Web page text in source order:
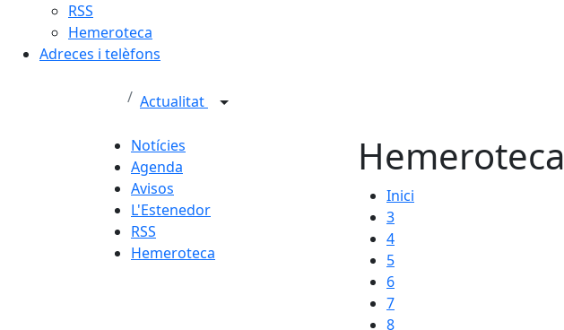
RSS
Hemeroteca
Adreces i telèfons
Actualitat
Notícies
Agenda
Avisos
L'Estenedor
RSS
Hemeroteca
Hemeroteca
Inici
3
4
5
6
7
8